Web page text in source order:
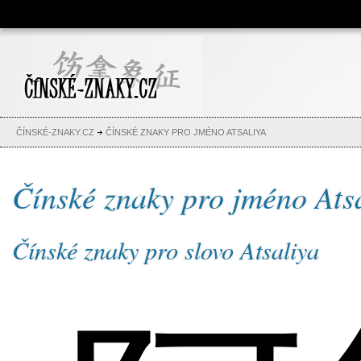
Čínské znaky, česko-čínský
slovník, abeceda, jména,
tetování
ČÍNSKÉ-ZNAKY.CZ ČÍNSKÉ ZNAKY PRO JMÉNO ATSALIYA
Čínské znaky pro jméno
Čínské znaky pro slovo Atsaliya